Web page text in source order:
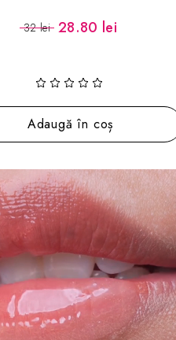
32 lei 28.80 lei
Adaugă în coș